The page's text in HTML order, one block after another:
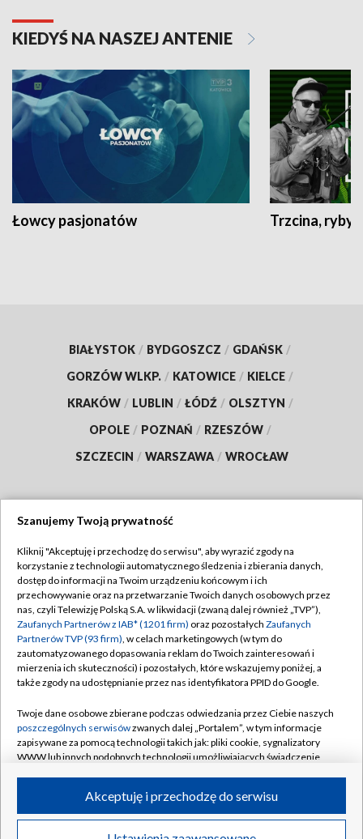
KIEDYŚ NA NASZEJ ANTENIE
Łowcy pasjonatów Trzcina, ryby
BIAŁYSTOK / BYDGOSZCZ / GDAŃSK /
GORZÓW WLKP. / KATOWICE / KIELCE /
KRAKÓW / LUBLIN / ŁÓDŹ / OLSZTYN /
OPOLE / POZNAŃ / RZESZÓW /
SZCZECIN / WARSZAWA / WROCŁAW
TVP
Abonament TVP
Emisja w TVP
Centrum informacji TVP
Naziemna Telewizja Cyfrowa
Rada Programowa
System NOS
Informacje o nadawcy
Program dla prasy
Regulamin TVP
Polityka prywatności
Moje zgody
Pomoc
Kontakt
Kanały
©2026 Telewizja Polska S.A. w likwidacji
Szanujemy Twoją prywatność
Kliknij "Akceptuję i przechodzę do serwisu", aby wyrazić zgody na
korzystanie z technologii automatycznego śledzenia i zbierania danych,
dostęp do informacji na Twoim urządzeniu końcowym i ich
przechowywanie oraz na przetwarzanie Twoich danych osobowych przez
nas, czyli Telewizję Polską S.A. w likwidacji (zwaną dalej również „TVP”),
Zaufanych Partnerów z IAB* (1201 firm) oraz pozostałych Zaufanych
Partnerów TVP (93 firm), w celach marketingowych (w tym do
zautomatyzowanego dopasowania reklam do Twoich zainteresowań i
mierzenia ich skuteczności) i pozostałych, które wskazujemy poniżej, a
także zgody na udostępnianie przez nas identyfikatora PPID do Google.
Twoje dane osobowe zbierane podczas odwiedzania przez Ciebie naszych
poszczególnych serwisówzwanych dalej „Portalem”, w tym informacje
zapisywane za pomocą technologii takich jak: pliki cookie, sygnalizatory
WWW lub innych podobnych technologii umożliwiających świadczenie
ruchu w Internecie.
Twoje dane osobowe zbierane podczas odwiedzania przez Ciebie
Akceptuję i przechodzę do serwisu